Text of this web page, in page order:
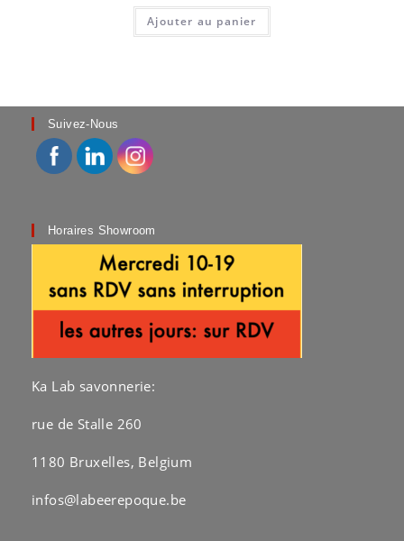
Ajouter au panier
Suivez-Nous
Horaires Showroom
Ka Lab savonnerie:
rue de Stalle 260
1180 Bruxelles, Belgium
infos@labeerepoque.be